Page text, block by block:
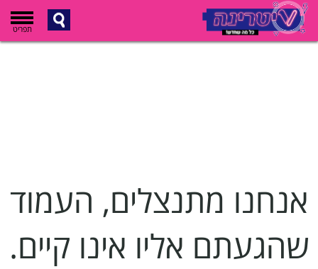
תפריט
אנחנו מתנצלים, העמוד
שהגעתם אליו אינו קיים.